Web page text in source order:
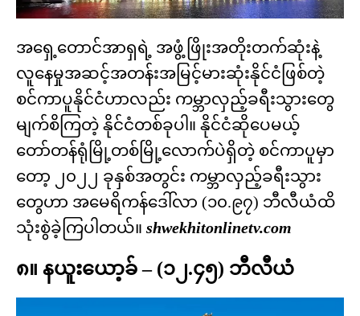
အရှေ့တောင်အာရှရဲ့ အဖွံ့ဖြိုးအတိုးတက်ဆုံးနဲ့
လူနေမှုအဆင့်အတန်းအမြင့်မားဆုံးနိုင်ငံဖြစ်တဲ့
စင်ကာပူနိုင်ငံဟာလည်း ကမ္ဘာလှည့်ခရီးသွားတွေ
မျက်စိကြတဲ့ နိုင်ငံတစ်ခုပါ။ နိုင်ငံဆိုပေမယ့်
တော်တန်ရုံမြို့တစ်မြို့လောက်ပဲရှိတဲ့ စင်ကာပူမှာ
တော့ ၂၀၂၂ ခုနှစ်အတွင်း ကမ္ဘာလှည့်ခရီးသွား
တွေဟာ အမေရိကန်ဒေါ်လာ (၁၀.၉၇) ဘီလီယံထိ
သုံးစွဲခဲ့ကြပါတယ်။ shwekhitonlinetv.com
၈။ နယူးယော့ခ် – (၁၂.၄၅) ဘီလီယံ